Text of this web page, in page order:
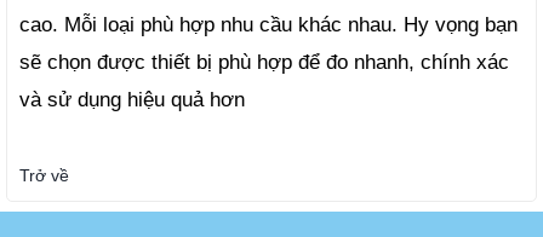
cao. Mỗi loại phù hợp nhu cầu khác nhau. Hy vọng bạn
sẽ chọn được thiết bị phù hợp để đo nhanh, chính xác
và sử dụng hiệu quả hơn
Trở về